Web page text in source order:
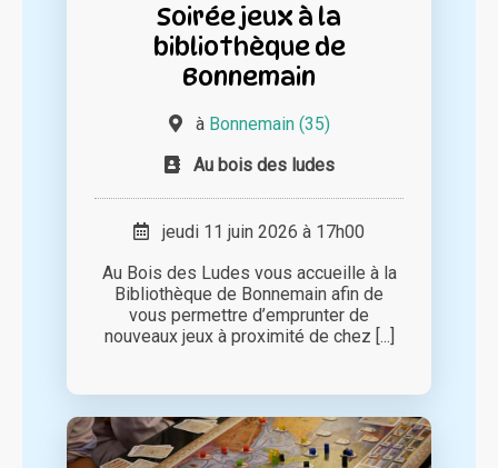
Soirée jeux à la
bibliothèque de
Bonnemain
à Bonnemain (35)
Au bois des ludes
jeudi 11 juin 2026 à 17h00
Au Bois des Ludes vous accueille à la
Bibliothèque de Bonnemain afin de
vous permettre d’emprunter de
nouveaux jeux à proximité de chez [...]